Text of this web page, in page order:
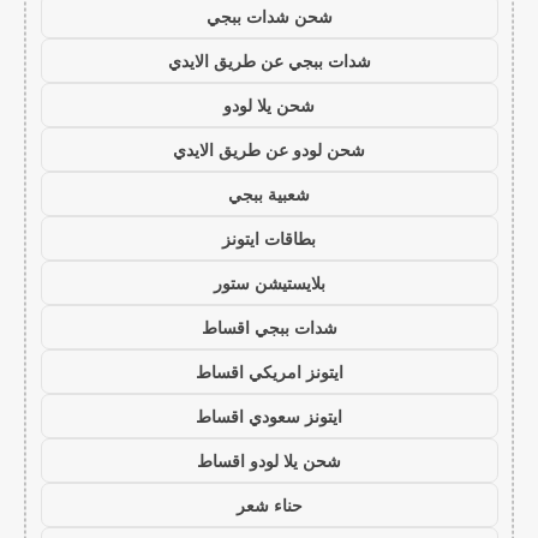
شحن شدات ببجي
شدات ببجي عن طريق الايدي
شحن يلا لودو
شحن لودو عن طريق الايدي
شعبية ببجي
بطاقات ايتونز
بلايستيشن ستور
شدات ببجي اقساط
ايتونز امريكي اقساط
ايتونز سعودي اقساط
شحن يلا لودو اقساط
حناء شعر